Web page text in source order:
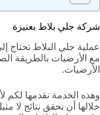
شركة جلي بلاط بعنيزة
عملية جلي البلاط تحتاج
مع الأرضيات بالطريقة
الأرضيات.
وهذه الخدمة نقدمها لكم
خلالها أن نحقق نتائج لا